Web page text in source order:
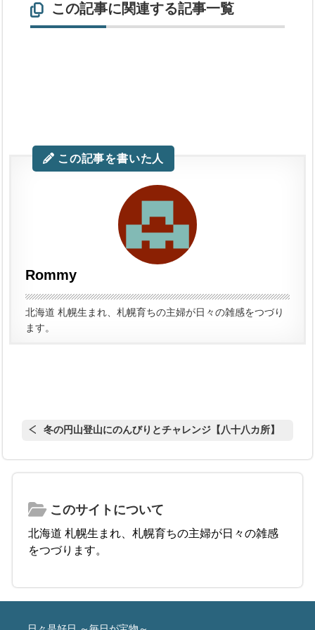
この記事に関連する記事一覧
この記事を書いた人
Rommy
北海道 札幌生まれ、札幌育ちの主婦が日々の雑感をつづり
ます。
冬の円山登山にのんびりとチャレンジ【八十八カ所】
このサイトについて
北海道 札幌生まれ、札幌育ちの主婦が日々の雑感
をつづります。